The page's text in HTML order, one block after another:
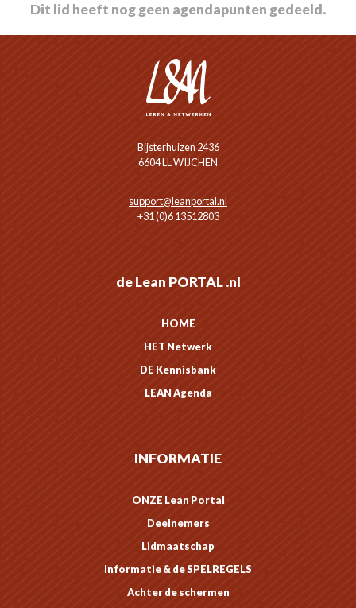
Dit lid heeft nog geen agendapunten gedeeld.
Bijsterhuizen 2436
6604 LL WIJCHEN
support@leanportal.nl
+31 (0)6 13512803
de Lean PORTAL .nl
HOME
HET Netwerk
DE Kennisbank
LEAN Agenda
INFORMATIE
ONZE Lean Portal
Deelnemers
Lidmaatschap
Informatie & de SPELREGELS
Achter de schermen